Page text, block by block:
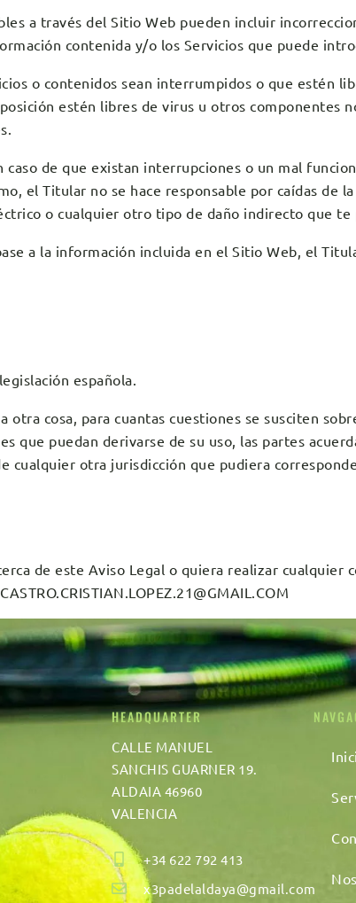
a través del Sitio Web pueden incluir
contenida y/o los Servicios que puede
o contenidos sean interrumpidos o que estén
estén libres de virus u otros componentes
de que existan interrupciones o un mal
el Titular no se hace responsable por caídas de
o cualquier otro tipo de daño indirecto que te
a la información incluida en el Sitio Web, el
española.
otra cosa, para cuantas cuestiones se susciten
que puedan derivarse de su uso, las partes
cualquier otra jurisdicción que pudiera
de este Aviso Legal o quiera realizar
HEADQUARTER
CALLE MANUEL
SANCHIS GUARNER 19.
ALDAIA 46960
VALENCIA
+34 622 792 413
x3padelaldaya@gmail.com